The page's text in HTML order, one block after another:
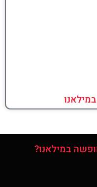
במילאנו?